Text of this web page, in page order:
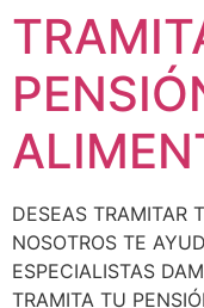
DESEAS TRAMITAR
NOSOTROS TE
ESPECIALISTAS
TRAMITA TU